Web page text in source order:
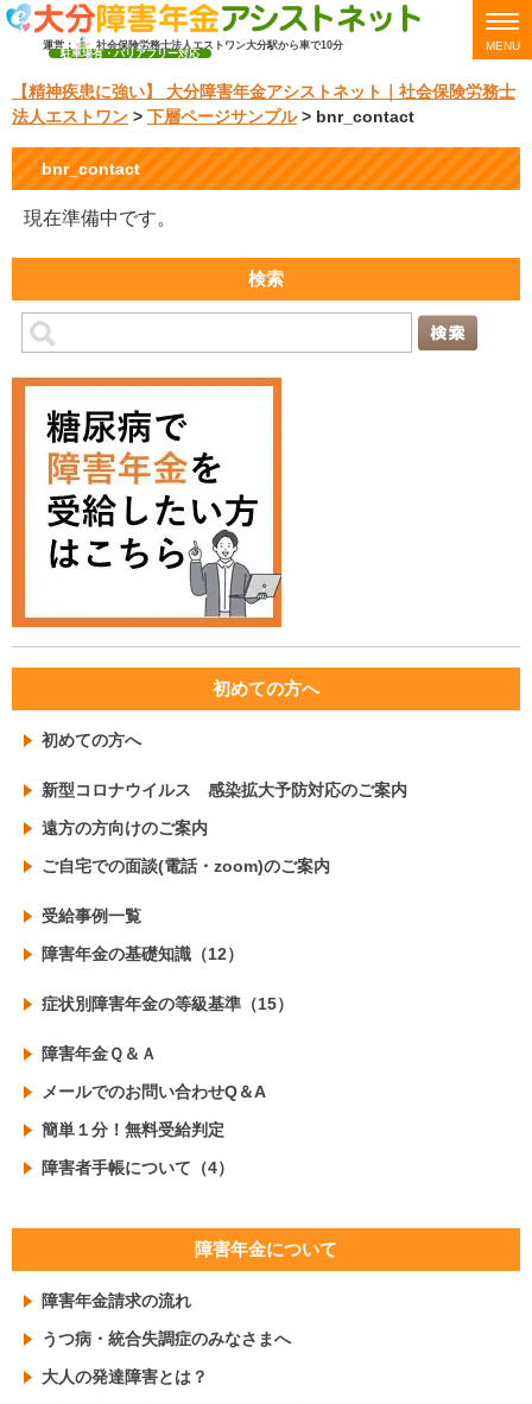
運営： 社会保険労務士法人エストワン大分駅から車で10分
駐車場有・バリアフリー対応
MENU
【精神疾患に強い】 大分障害年金アシストネット｜社会保険労務士
法人エストワン > 下層ページサンプル> bnr_contact
bnr_contact
現在準備中です。
検索
初めての方へ
初めての方へ
新型コロナウイルス 感染拡大予防対応のご案内
遠方の方向けのご案内
ご自宅での面談(電話・zoom)のご案内
受給事例一覧
障害年金の基礎知識（12）
症状別障害年金の等級基準（15）
障害年金Ｑ＆Ａ
メールでのお問い合わせQ＆A
簡単１分！無料受給判定
障害者手帳について（4）
障害年金について
障害年金請求の流れ
うつ病・統合失調症のみなさまへ
大人の発達障害とは？